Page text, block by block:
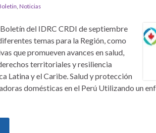
Noticias
del IDRC CRDI de septiembre
temas para la Región, como
que promueven avances en salud,
territoriales y resiliencia
Latina y el Caribe. Salud y protección
domésticas en el Perú Utilizando un